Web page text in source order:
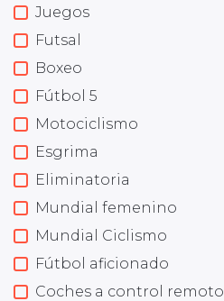
Juegos
Futsal
Boxeo
Fútbol 5
Motociclismo
Esgrima
Eliminatoria
Mundial femenino
Mundial Ciclismo
Fútbol aficionado
Coches a control remoto